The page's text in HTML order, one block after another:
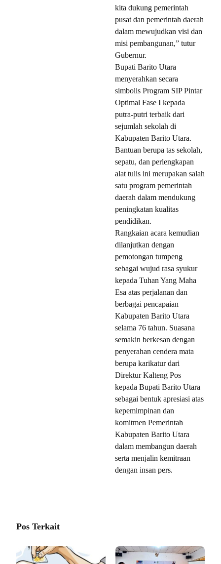
kita dukung pemerintah
pusat dan pemerintah daerah
dalam mewujudkan visi dan
misi pembangunan,” tutur
Gubernur.
Bupati Barito Utara
menyerahkan secara
simbolis Program SIP Pintar
Optimal Fase I kepada
putra-putri terbaik dari
sejumlah sekolah di
Kabupaten Barito Utara.
Bantuan berupa tas sekolah,
sepatu, dan perlengkapan
alat tulis ini merupakan salah
satu program pemerintah
daerah dalam mendukung
peningkatan kualitas
pendidikan.
Rangkaian acara kemudian
dilanjutkan dengan
pemotongan tumpeng
sebagai wujud rasa syukur
kepada Tuhan Yang Maha
Esa atas perjalanan dan
berbagai pencapaian
Kabupaten Barito Utara
selama 76 tahun. Suasana
semakin berkesan dengan
penyerahan cendera mata
berupa karikatur dari
Direktur Kalteng Pos
kepada Bupati Barito Utara
sebagai bentuk apresiasi atas
kepemimpinan dan
komitmen Pemerintah
Kabupaten Barito Utara
dalam membangun daerah
serta menjalin kemitraan
dengan insan pers.
Pos Terkait